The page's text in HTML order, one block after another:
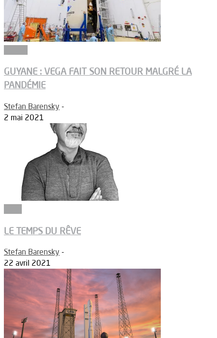
GUYANE : VEGA FAIT SON RETOUR MALGRÉ LA
PANDÉMIE
Stefan Barensky -
2 mai 2021
LE TEMPS DU RÊVE
Stefan Barensky -
22 avril 2021